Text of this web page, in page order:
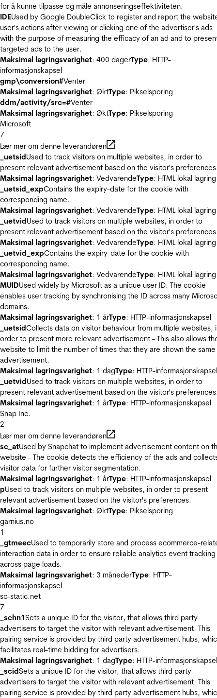
for å kunne tilpasse og måle annonseringseffektiviteten.
IDEUsed by Google DoubleClick to register and report the
user's actions after viewing or clicking one of the advertiser's ads
with the purpose of measuring the efficacy of an ad and to
targeted ads to the user.
Maksimal lagringsvarighet: 400 dagerType: HTTP-
informasjonskapsel
gmp\conversion#Venter
Maksimal lagringsvarighet: ØktType: Pikselsporing
ddm/activity/src=#Venter
Maksimal lagringsvarighet: ØktType: Pikselsporing
Microsoft
7
Lær mer om denne leverandøren
_uetsidUsed to track visitors on multiple websites, in order to
present relevant advertisement based on the visitor's
Maksimal lagringsvarighet: VedvarendeType: HTML lokal lagring
_uetsid_expContains the expiry-date for the cookie with
corresponding name.
Maksimal lagringsvarighet: VedvarendeType: HTML lokal lagring
_uetvidUsed to track visitors on multiple websites, in order to
present relevant advertisement based on the visitor's
Maksimal lagringsvarighet: VedvarendeType: HTML lokal lagring
_uetvid_expContains the expiry-date for the cookie with
corresponding name.
Maksimal lagringsvarighet: VedvarendeType: HTML lokal lagring
MUIDUsed widely by Microsoft as a unique user ID. The cookie
enables user tracking by synchronising the ID across many
domains.
Maksimal lagringsvarighet: 1 årType: HTTP-informasjonskapsel
_uetsidCollects data on visitor behaviour from multiple websites,
order to present more relevant advertisement - This also allows
website to limit the number of times that they are shown the same
advertisement.
Maksimal lagringsvarighet: 1 dagType: HTTP-informasjonskapsel
_uetvidUsed to track visitors on multiple websites, in order to
present relevant advertisement based on the visitor's
Maksimal lagringsvarighet: 1 årType: HTTP-informasjonskapsel
Snap Inc.
2
Lær mer om denne leverandøren
sc_atUsed by Snapchat to implement advertisement content on
website - The cookie detects the efficiency of the ads and
visitor data for further visitor segmentation.
Maksimal lagringsvarighet: 1 årType: HTTP-informasjonskapsel
pUsed to track visitors on multiple websites, in order to present
relevant advertisement based on the visitor's preferences.
Maksimal lagringsvarighet: ØktType: Pikselsporing
garnius.no
1
_gtmeecUsed to temporarily store and process ecommerce-
interaction data in order to ensure reliable analytics event tracking
across page loads.
Maksimal lagringsvarighet: 3 månederType: HTTP-
informasjonskapsel
sc-static.net
7
_schn1Sets a unique ID for the visitor, that allows third party
advertisers to target the visitor with relevant advertisement. This
pairing service is provided by third party advertisement hubs,
facilitates real-time bidding for advertisers.
Maksimal lagringsvarighet: 1 dagType: HTTP-informasjonskapsel
_scidSets a unique ID for the visitor, that allows third party
advertisers to target the visitor with relevant advertisement. This
pairing service is provided by third party advertisement hubs,